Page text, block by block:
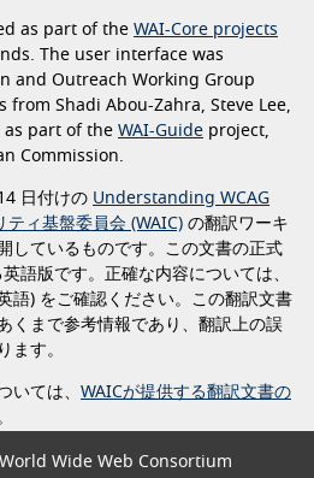
as part of the WAI-Core projects
The user interface was
and Outreach Working Group
from Shadi Abou-Zahra, Steve Lee,
as part of the WAI-Guide project,
Commission.
日付けの Understanding WCAG
ティ基盤委員会 (WAIC) の翻訳ワーキ
しているものです。この文書の正式
語版です。正確な内容については、
語) をご確認ください。この翻訳文書
くまで参考情報であり、翻訳上の誤
ます。
いては、 WAICが提供する翻訳文書の
Wide Web Consortium